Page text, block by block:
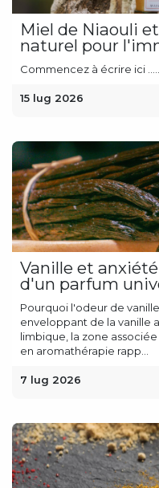
Miel de Niaouli
naturel pour
Commencez à écrire ici
15 lug 2026
Vanille et
d'un parfum
Pourquoi l'odeur de
enveloppant de la vanille
limbique, la zone
en aromathérapie rapp...
7 lug 2026